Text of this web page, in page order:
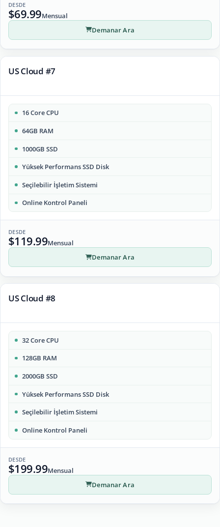
DESDE
$69.99Mensual
Demanar Ara
US Cloud #7
16 Core CPU
64GB RAM
1000GB SSD
Yüksek Performans SSD Disk
Seçilebilir İşletim Sistemi
Online Kontrol Paneli
DESDE
$119.99Mensual
Demanar Ara
US Cloud #8
32 Core CPU
128GB RAM
2000GB SSD
Yüksek Performans SSD Disk
Seçilebilir İşletim Sistemi
Online Kontrol Paneli
DESDE
$199.99Mensual
Demanar Ara